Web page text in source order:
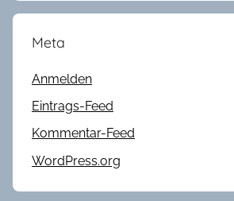
Meta
Anmelden
Eintrags-Feed
Kommentar-Feed
WordPress.org